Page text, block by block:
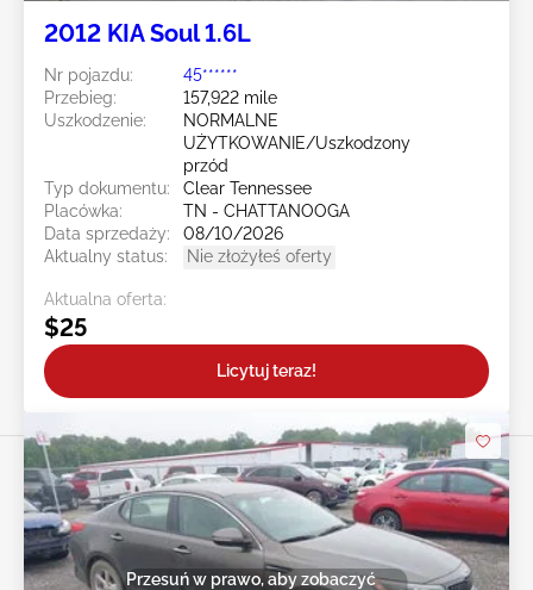
2012 KIA Soul 1.6L
Nr pojazdu:
45******
Przebieg:
157,922 mile
Uszkodzenie:
NORMALNE
UŻYTKOWANIE/Uszkodzony
przód
Typ dokumentu:
Clear Tennessee
Placówka:
TN - CHATTANOOGA
Data sprzedaży:
08/10/2026
Aktualny status:
Nie złożyłeś oferty
Aktualna oferta:
$25
Licytuj teraz!
Przesuń w prawo, aby zobaczyć